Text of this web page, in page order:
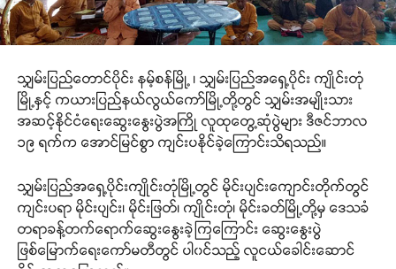
သျှမ်းပြည်တောင်ပိုင်း နမ့်စန်မြို့ ၊ သျှမ်းပြည်အရှေ့ပိုင်း ကျိုင်းတုံ
မြို့နှင့် ကယားပြည်နယ်လွယ်ကော်မြို့တို့တွင် သျှမ်းအမျိုးသား
အဆင့်နိုင်ငံရေးဆွေးနွေးပွဲအကြို လူထုတွေ့ဆုံပွဲများ ဒီဇင်ဘာလ
၁၉ ရက်က အောင်မြင်စွာ ကျင်းပနိုင်ခဲ့ကြောင်းသိရသည်။
သျှမ်းပြည်အရှေ့ပိုင်းကျိုင်းတုံမြို့တွင် မိုင်းပျင်းကျောင်းတိုက်တွင်
ကျင်းပရာ မိုင်းပျင်း၊ မိုင်းဖြတ်၊ ကျိုင်းတုံ၊ မိုင်းခတ်မြို့တို့မှ ဒေသခံ
တရာခန့်တက်ရောက်ဆွေးနွေးခဲ့ကြကြောင်း ဆွေးနွေးပွဲ
ဖြစ်မြောက်ရေးကော်မတီတွင် ပါ၀င်သည့် လူငယ်ခေါင်းဆောင်